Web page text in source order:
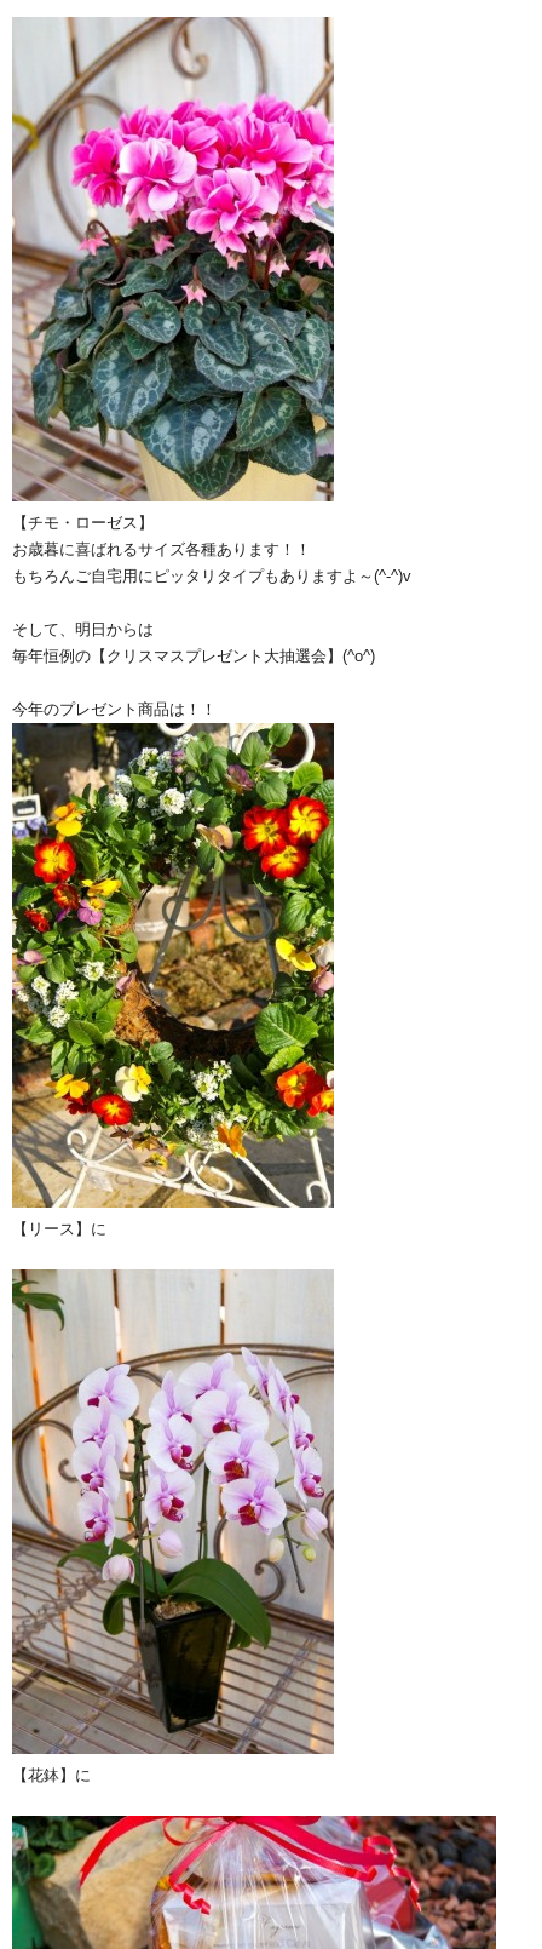
【チモ・ローゼス】
お歳暮に喜ばれるサイズ各種あります！！
もちろんご自宅用にピッタリタイプもありますよ～(^-^)v
そして、明日からは
毎年恒例の【クリスマスプレゼント大抽選会】(^o^)
今年のプレゼント商品は！！
【リース】に
【花鉢】に